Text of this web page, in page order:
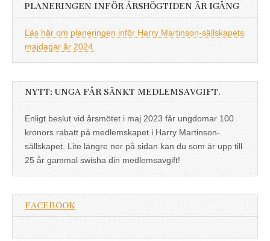
PLANERINGEN INFÖR ÅRSHÖGTIDEN ÄR IGÅNG
Läs här om planeringen inför Harry Martinson-sällskapets
majdagar år 2024.
NYTT: UNGA FÅR SÄNKT MEDLEMSAVGIFT.
Enligt beslut vid årsmötet i maj 2023 får ungdomar 100
kronors rabatt på medlemskapet i Harry Martinson-
sällskapet. Lite längre ner på sidan kan du som är upp till
25 år gammal swisha din medlemsavgift!
FACEBOOK